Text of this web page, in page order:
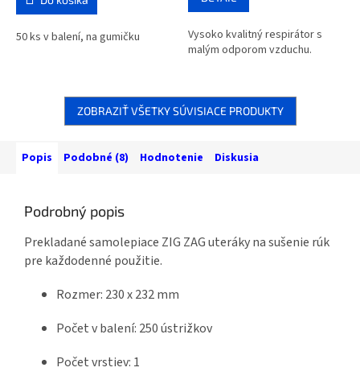
50 ks v balení, na gumičku
Vysoko kvalitný respirátor s
malým odporom vzduchu.
ZOBRAZIŤ VŠETKY SÚVISIACE PRODUKTY
Popis Podobné (8) Hodnotenie Diskusia
Podrobný popis
Prekladané samolepiace ZIG ZAG uteráky na sušenie rúk
pre každodenné použitie.
Rozmer: 230 x 232 mm
Počet v balení: 250 ústrižkov
Počet vrstiev: 1